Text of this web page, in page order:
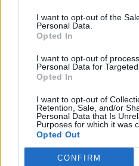
I want to opt-out of the
Personal Data.
Opted In
I want to opt-out of
Personal Data for Targeted
Opted In
I want to opt-out of
Retention, Sale, and/or
Personal Data that Is
Purposes for which it was
Opted Out
CONFIRM